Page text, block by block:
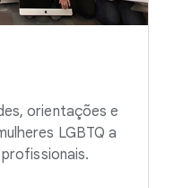
orientações e
LGBTQ a